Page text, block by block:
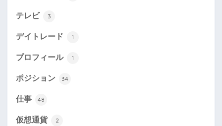
テレビ 3
デイトレード 1
プロフィール 1
ポジション 34
仕事 48
仮想通貨 2